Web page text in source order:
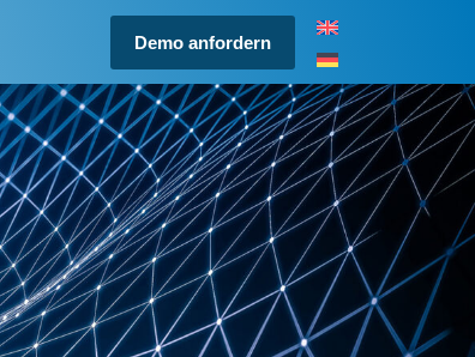
Demo anfordern